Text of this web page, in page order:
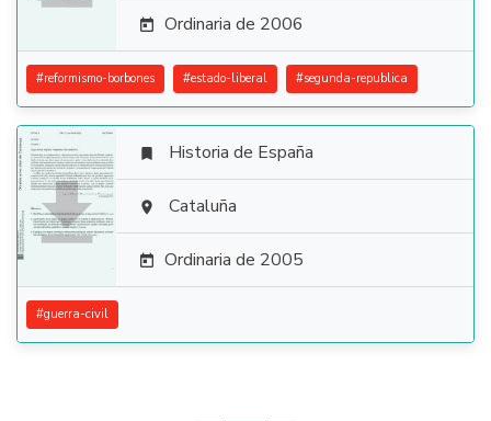
 Ordinaria de 2006
#reformismo-borbones #estado-liberal #segunda-republica

 Historia de España
 Cataluña
 Ordinaria de 2005
#guerra-civil